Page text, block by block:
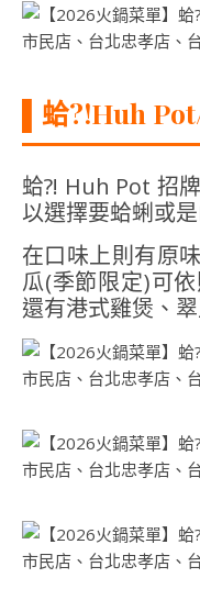
蛤?!Huh
蛤?! Huh Pot 招
以選擇要蛤蜊或
在口味上則有原
瓜(季節限定)可
還有港式雞煲、